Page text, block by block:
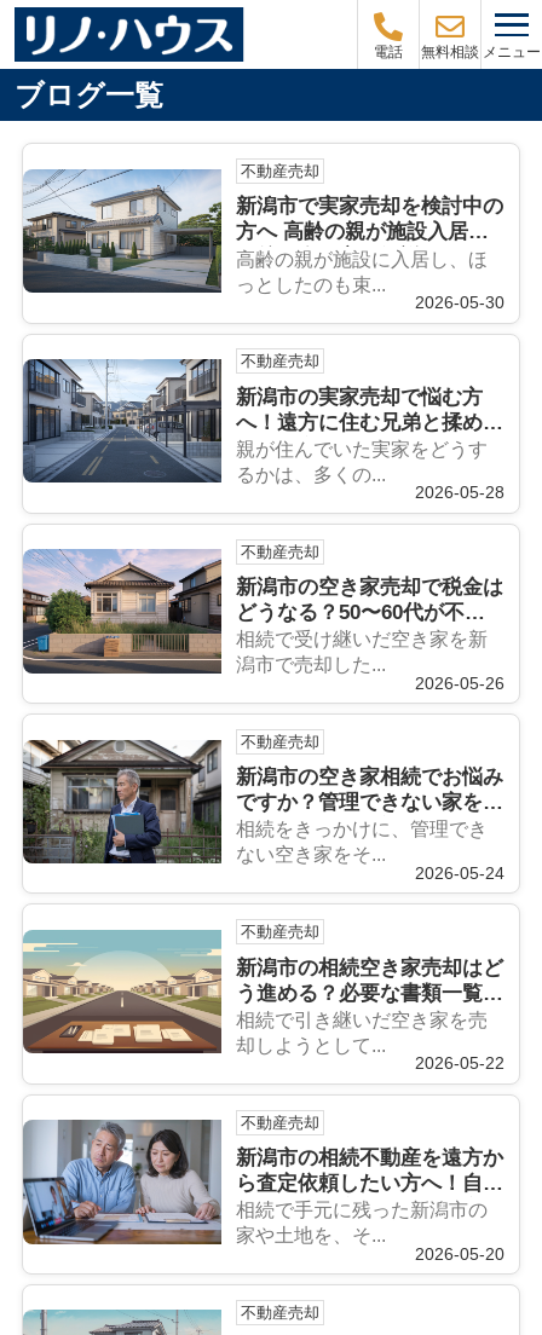
電話 無料相談 メニュー
ブログ一覧
不動産売却
新潟市で実家売却を検討中の
方へ 高齢の親が施設入居し
た後の進め方を解説
高齢の親が施設に入居し、ほ
っとしたのも束...
2026-05-30
不動産売却
新潟市の実家売却で悩む方
へ！遠方に住む兄弟と揉めな
い進め方を解説
親が住んでいた実家をどうす
るかは、多くの...
2026-05-28
不動産売却
新潟市の空き家売却で税金は
どうなる？50〜60代が不安
を減らす基本ポイントを解説
相続で受け継いだ空き家を新
潟市で売却した...
2026-05-26
不動産売却
新潟市の空き家相続でお悩み
ですか？管理できない家を放
置するリスクと対策を解説
相続をきっかけに、管理でき
ない空き家をそ...
2026-05-24
不動産売却
新潟市の相続空き家売却はど
う進める？必要な書類一覧と
取得先を解説
相続で引き継いだ空き家を売
却しようとして...
2026-05-22
不動産売却
新潟市の相続不動産を遠方か
ら査定依頼したい方へ！自宅
にいながら安全に進める方法
を解説
相続で手元に残った新潟市の
家や土地を、そ...
2026-05-20
不動産売却